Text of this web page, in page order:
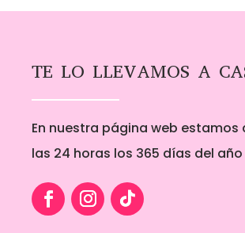
1,00€
TE LO LLEVAMOS A
En nuestra página web estamos
las 24 horas los 365 días del